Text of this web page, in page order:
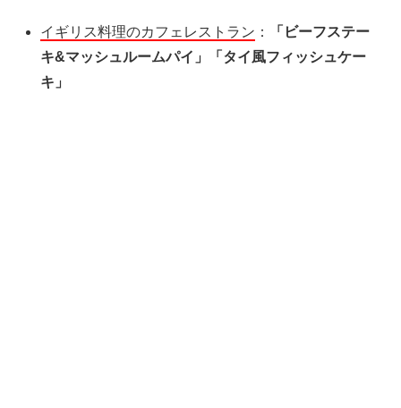
イギリス料理のカフェレストラン ：
「ビーフステー
キ&マッシュルームパイ」「タイ風フィッシュケー
キ」